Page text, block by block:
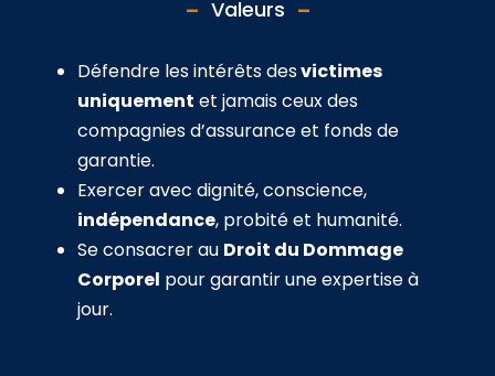
Valeurs
Défendre les intérêts desvictimes
uniquement et jamais ceux des
compagnies d’assurance et fonds de
garantie.
Exercer avec dignité, conscience,
indépendance, probité et humanité.
Se consacrer au Droit du Dommage
Corporel pour garantir une expertise à
jour.